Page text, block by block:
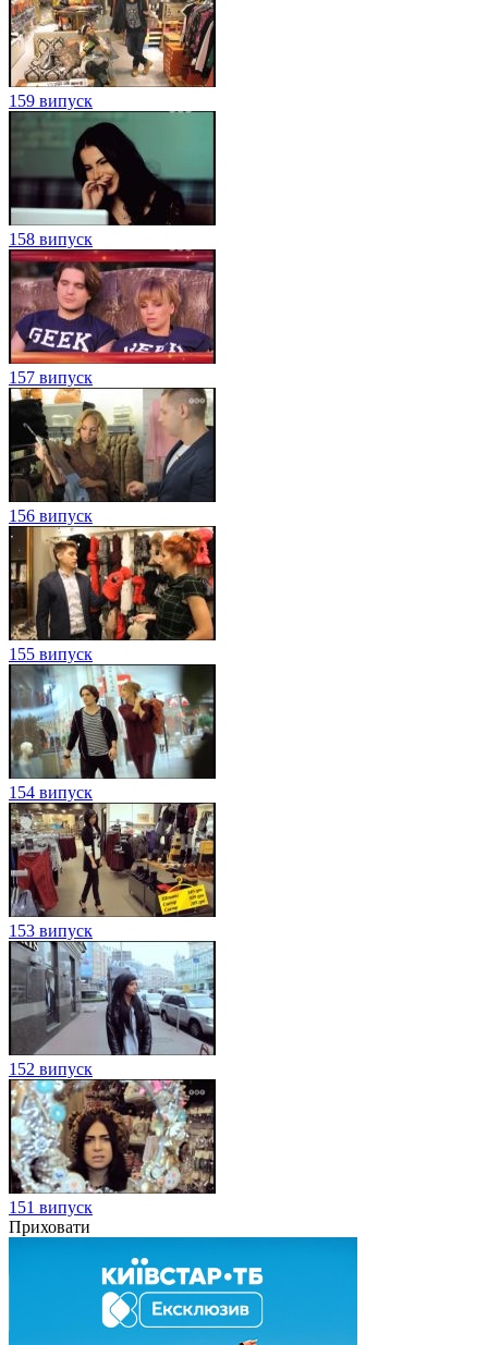
159 випуск
158 випуск
157 випуск
156 випуск
155 випуск
154 випуск
153 випуск
152 випуск
151 випуск
Приховати